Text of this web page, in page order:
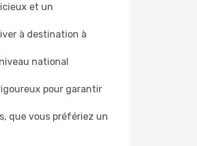
et un
à destination à
national
pour garantir
que vous préfériez un